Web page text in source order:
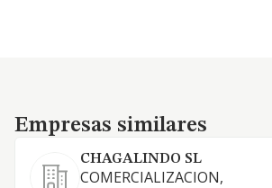
Empresas similares
Empresas similares
CHAGALINDO SL
COMERCIALIZACION,